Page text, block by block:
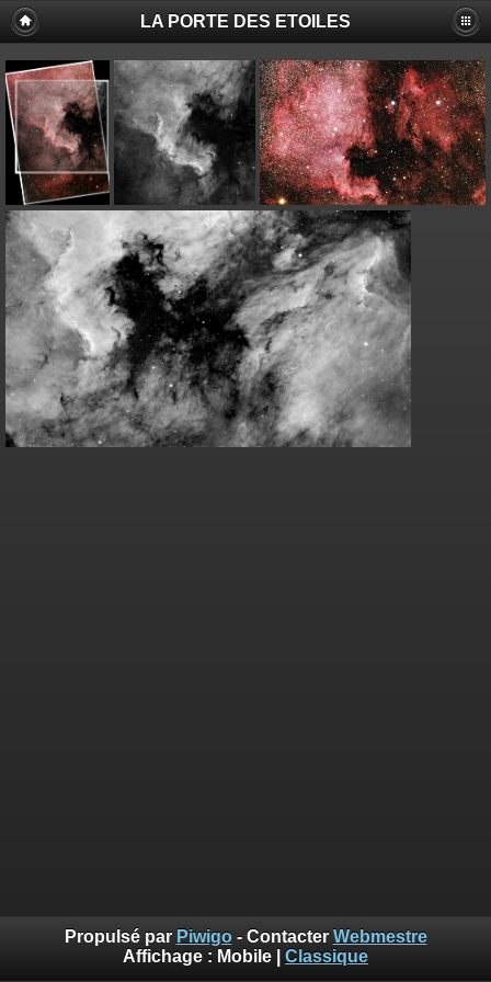
LA PORTE DES ETOILES
Propulsé par Piwigo- Contacter Webmestre
Affichage : Mobile Classique